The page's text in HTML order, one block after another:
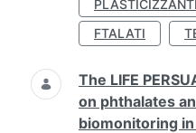
PLASTICIZZANTI
FTALATI
The LIFE
on phthalates
biomonitoring